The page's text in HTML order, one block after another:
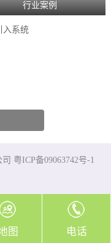
行业案例
入系统
粤ICP备09063742号-1
图 电话